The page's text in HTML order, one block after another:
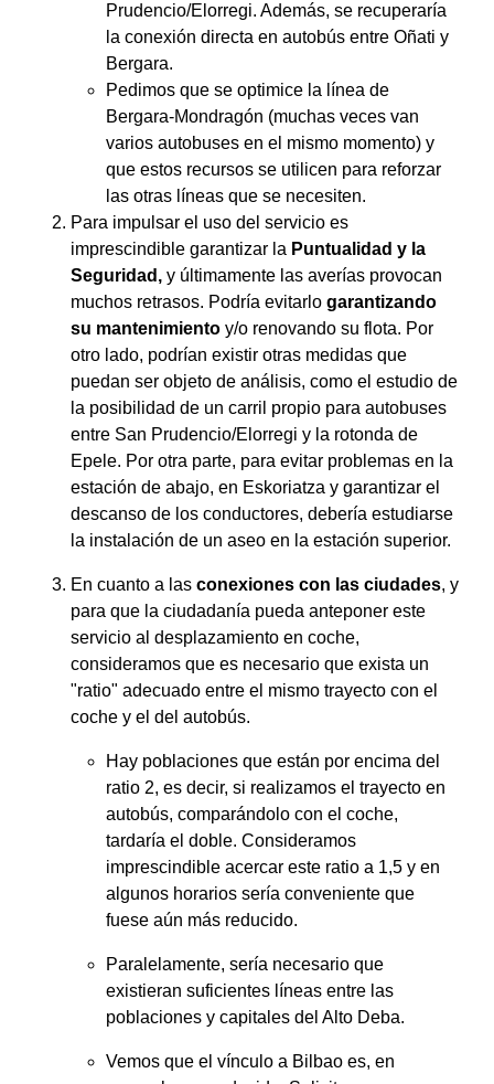
Prudencio/Elorregi. Además, se recuperaría
la conexión directa en autobús entre Oñati y
Bergara.
Pedimos que se optimice la línea de
Bergara-Mondragón (muchas veces van
varios autobuses en el mismo momento) y
que estos recursos se utilicen para reforzar
las otras líneas que se necesiten.
Para impulsar el uso del servicio es
imprescindible garantizar la Puntualidad y la
Seguridad, y últimamente las averías provocan
muchos retrasos. Podría evitarlo garantizando
su mantenimiento y/o renovando su flota. Por
otro lado, podrían existir otras medidas que
puedan ser objeto de análisis, como el estudio de
la posibilidad de un carril propio para autobuses
entre San Prudencio/Elorregi y la rotonda de
Epele. Por otra parte, para evitar problemas en la
estación de abajo, en Eskoriatza y garantizar el
descanso de los conductores, debería estudiarse
la instalación de un aseo en la estación superior.
En cuanto a las conexiones con las ciudades, y
para que la ciudadanía pueda anteponer este
servicio al desplazamiento en coche,
consideramos que es necesario que exista un
"ratio" adecuado entre el mismo trayecto con el
coche y el del autobús.
Hay poblaciones que están por encima del
ratio 2, es decir, si realizamos el trayecto en
autobús, comparándolo con el coche,
tardaría el doble. Consideramos
imprescindible acercar este ratio a 1,5 y en
algunos horarios sería conveniente que
fuese aún más reducido.
Paralelamente, sería necesario que
existieran suficientes líneas entre las
poblaciones y capitales del Alto Deba.
Vemos que el vínculo a Bilbao es, en